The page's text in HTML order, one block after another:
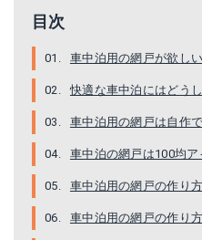
目次
車中泊用の網戸が欲しい
快適な車中泊にはどう
車中泊用の網戸は自作
車中泊の網戸は100均ア
車中泊用の網戸の作り
車中泊用の網戸の作り